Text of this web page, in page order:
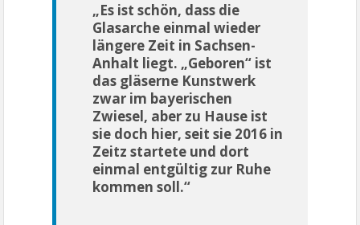
„Es ist schön, dass die
Glasarche einmal wieder
längere Zeit in Sachsen-
Anhalt liegt. „Geboren“ ist
das gläserne Kunstwerk
zwar im bayerischen
Zwiesel, aber zu Hause ist
sie doch hier, seit sie 2016 in
Zeitz startete und dort
einmal entgültig zur Ruhe
kommen soll.“